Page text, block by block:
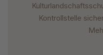
Kontrollstelle